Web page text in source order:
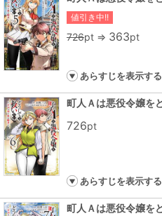
値引き中!!
726pt ⇒ 363pt
あらすじを表示する
726pt
あらすじを表示する